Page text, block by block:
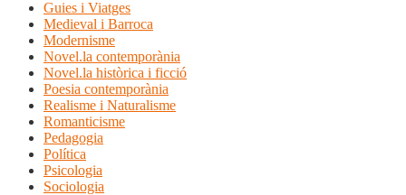
Guies i Viatges
Medieval i Barroca
Modernisme
Novel.la contemporània
Novel.la històrica i ficció
Poesia contemporània
Realisme i Naturalisme
Romanticisme
Pedagogia
Política
Psicologia
Sociologia